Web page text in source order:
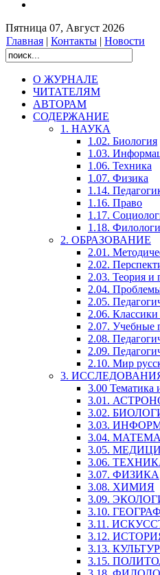
Пятница 07, Август 2026
Главная | Контакты | Новости
О ЖУРНАЛЕ
ЧИТАТЕЛЯМ
АВТОРАМ
СОДЕРЖАНИЕ
1. НАУКА
1.02. Биология
1.03.
1.06. Техника
1.07. Физика
1.14.
1.16. Право
1.17.
1.18.
2. ОБРАЗОВАНИЕ
2.01.
2.02.
2.03. Теория и
2.04.
2.05.
2.06. Классики
2.07. Учебные
2.08.
2.09.
2.10. Мир
3.
3.00 Тематика
3.01.
3.02.
3.03.
3.04.
3.05.
3.06.
3.07. ФИЗИКА
3.08. ХИМИЯ
3.09.
3.10.
3.11.
3.12.
3.13.
3.15.